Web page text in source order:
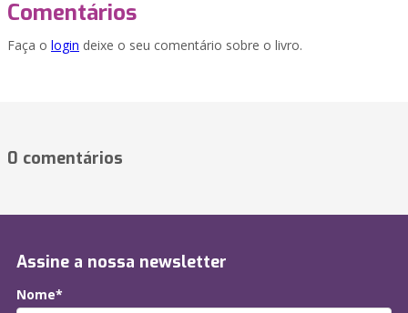
Comentários
Faça o login deixe o seu comentário sobre o livro.
0 comentários
Assine a nossa newsletter
Nome*